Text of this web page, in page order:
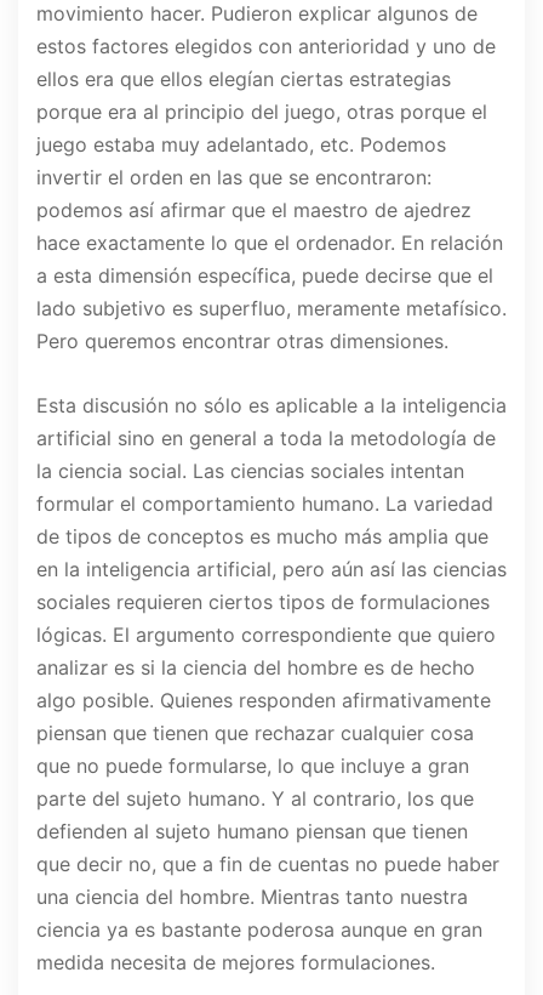
movimiento hacer. Pudieron explicar algunos de
estos factores elegidos con anterioridad y uno de
ellos era que ellos elegían ciertas estrategias
porque era al principio del juego, otras porque el
juego estaba muy adelantado, etc. Podemos
invertir el orden en las que se encontraron:
podemos así afirmar que el maestro de ajedrez
hace exactamente lo que el ordenador. En relación
a esta dimensión específica, puede decirse que el
lado subjetivo es superfluo, meramente metafísico.
Pero queremos encontrar otras dimensiones.
Esta discusión no sólo es aplicable a la inteligencia
artificial sino en general a toda la metodología de
la ciencia social. Las ciencias sociales intentan
formular el comportamiento humano. La variedad
de tipos de conceptos es mucho más amplia que
en la inteligencia artificial, pero aún así las ciencias
sociales requieren ciertos tipos de formulaciones
lógicas. El argumento correspondiente que quiero
analizar es si la ciencia del hombre es de hecho
algo posible. Quienes responden afirmativamente
piensan que tienen que rechazar cualquier cosa
que no puede formularse, lo que incluye a gran
parte del sujeto humano. Y al contrario, los que
defienden al sujeto humano piensan que tienen
que decir no, que a fin de cuentas no puede haber
una ciencia del hombre. Mientras tanto nuestra
ciencia ya es bastante poderosa aunque en gran
medida necesita de mejores formulaciones.